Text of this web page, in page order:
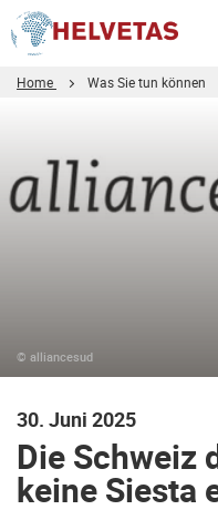
Home Was Sie tun können
© alliancesud
30. Juni 2025
Die Schweiz
keine Siesta